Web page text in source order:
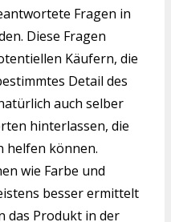
Fragen in
Diese Fragen
Käufern, die
Detail des
auch selber
hinterlassen, die
helfen können.
wie Farbe und
besser ermittelt
das Produkt in der